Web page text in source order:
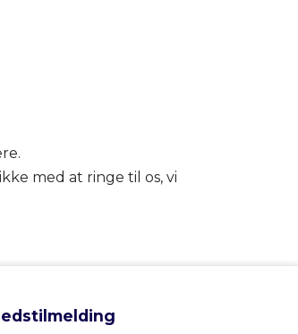
med at ringe til os, vi